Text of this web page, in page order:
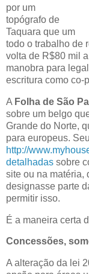
por um
topógrafo de
Taquara que um
todo o trabalho de
volta de R$80 mil
manobra para
escritura como co-
A Folha de São
sobre um belgo
Grande do Norte,
para europeus.
http://
detalhadas sobre
site ou na matéria,
designasse parte
permitir isso.
É a maneira certa
Concessões,
A alteração da lei